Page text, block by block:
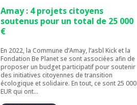
Amay : 4 projets citoyens
soutenus pour un total de 25 000
€
En 2022, la Commune d’Amay, l’asbl Kick et la
Fondation Be Planet se sont associées afin de
proposer un budget participatif pour soutenir
des initiatives citoyennes de transition
écologique et solidaire. En tout, ce sont 25 000
EUR qui ont...